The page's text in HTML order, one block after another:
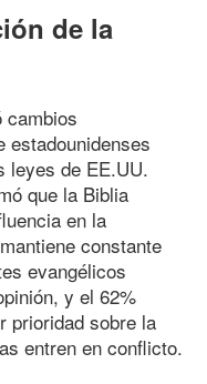
de la
cambios
estadounidenses
leyes de EE.UU.
que la Biblia
en la
constante
evangélicos
y el 62%
prioridad sobre la
entren en conflicto.